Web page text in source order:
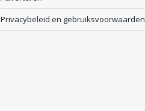
Privacybeleid en gebruiksvoorwaarden